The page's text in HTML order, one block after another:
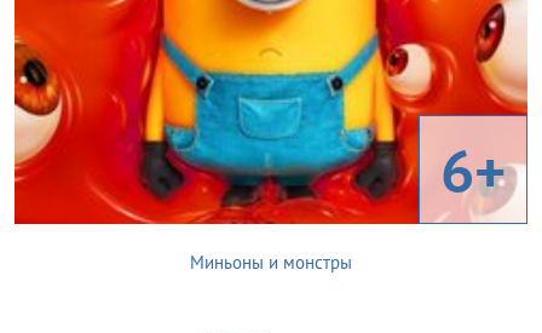
6+
Миньоны и монстры